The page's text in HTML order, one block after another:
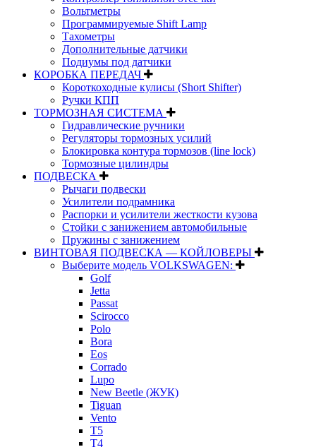
Вольтметры
Программируемые Shift Lamp
Тахометры
Дополнительные датчики
Подиумы под датчики
КОРОБКА ПЕРЕДАЧ
Короткоходные кулисы (Short Shifter)
Ручки КПП
ТОРМОЗНАЯ СИСТЕМА
Гидравлические ручники
Регуляторы тормозных усилий
Блокировка контура тормозов (line lock)
Тормозные цилиндры
ПОДВЕСКА
Рычаги подвески
Усилители подрамника
Распорки и усилители жесткости кузова
Стойки с занижением автомобильные
Пружины с занижением
ВИНТОВАЯ ПОДВЕСКА — КОЙЛОВЕРЫ
Выберите модель VOLKSWAGEN:
Golf
Jetta
Passat
Scirocco
Polo
Bora
Eos
Corrado
Lupo
New Beetle (ЖУК)
Tiguan
Vento
T5
T4